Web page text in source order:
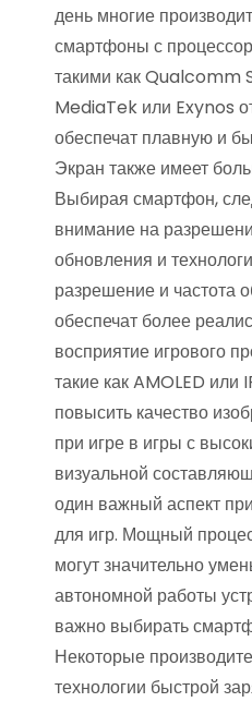
день многие
смартфоны с
такими как Qualcomm
MediaTek или Exynos
обеспечат плавную и
Экран также имеет
Выбирая смартфон,
внимание на
обновления и
разрешение и частота
обеспечат более
восприятие игрового
такие как AMOLED или
повысить качество
при игре в игры с
визуальной
один важный аспект
для игр. Мощный
могут значительно
автономной работы
важно выбирать
Некоторые
технологии быстрой